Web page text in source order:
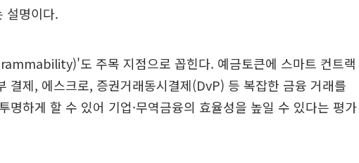
설명이다.
도 주목 지점으로 꼽힌다. 예금토큰에 스마트 컨트랙
결제, 에스크로, 증권거래동시결제(DvP) 등 복잡한 금융 거래를
명하게 할 수 있어 기업·무역금융의 효율성을 높일 수 있다는 평가